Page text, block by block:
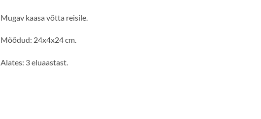
Mugav kaasa võtta reisile.
Mõõdud: 24x4x24 cm.
Alates: 3 eluaastast.